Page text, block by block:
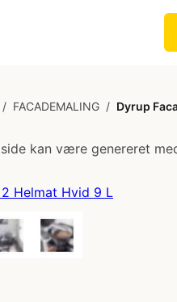
/ FACADEMALING / Dyrup
kan være genereret